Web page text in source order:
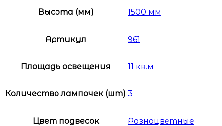
Высота (мм) 1500 мм
Артикул 961
Площадь освещения 11 кв.м
Количество лампочек (шт) 3
Цвет подвесок Разноцветные